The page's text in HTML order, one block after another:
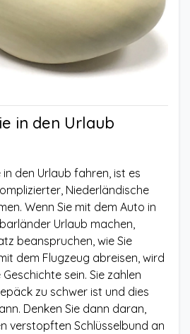
in den Urlaub
den Urlaub fahren, ist es
Niederländische
Wenn Sie mit dem Auto in
Urlaub machen,
beanspruchen, wie Sie
dem Flugzeug abreisen, wird
sein. Sie zahlen
zu schwer ist und dies
Denken Sie dann daran,
verstopften Schlüsselbund an